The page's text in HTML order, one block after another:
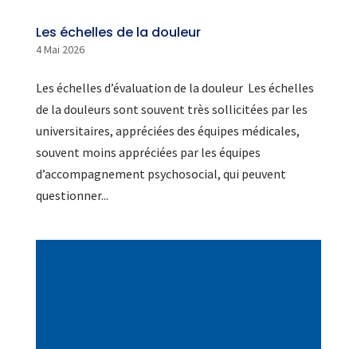
Les échelles de la douleur
4 Mai 2026
Les échelles d’évaluation de la douleur Les échelles
de la douleurs sont souvent très sollicitées par les
universitaires, appréciées des équipes médicales,
souvent moins appréciées par les équipes
d’accompagnement psychosocial, qui peuvent
questionner...